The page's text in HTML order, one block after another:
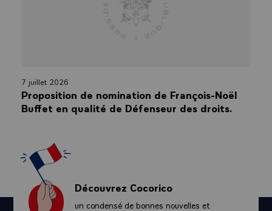
7 juillet 2026
Proposition de nomination de François-Noël
Buffet en qualité de Défenseur des droits.
Découvrez Cocorico
un condensé de bonnes nouvelles et